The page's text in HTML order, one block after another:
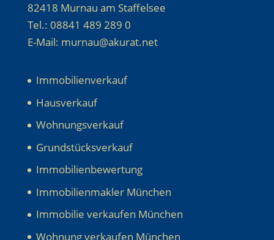
82418 Murnau am Staffelsee
Tel.: 08841 489 289 0
E-Mail: murnau@akurat.net
Immobilienverkauf
Hausverkauf
Wohnungsverkauf
Grundstücksverkauf
Immobilienbewertung
Immobilienmakler München
Immobilie verkaufen München
Wohnung verkaufen München